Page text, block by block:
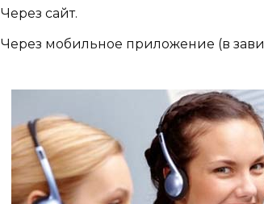
Через сайт.
Через мобильное приложение (в